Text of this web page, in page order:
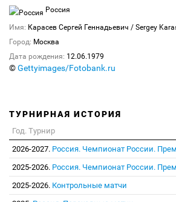
Россия
Имя: Карасев Сергей Геннадьевич / Sergey
Город: Москва
Дата рождения: 12.06.1979
©Gettyimages/Fotobank.ru
ТУРНИРНАЯ ИСТОРИЯ
Год. Турнир
2026-2027. Россия. Чемпионат России.
2025-2026. Россия. Чемпионат России.
2025-2026. Контрольные матчи